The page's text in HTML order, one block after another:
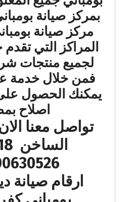
بمركز صيانة
مركز صيانة
المراكز التي
لجميع منتجات
فمن خلال خدمة
يمكنك الحصول
اصلاح
تواصل معنا
ارقام صيانة